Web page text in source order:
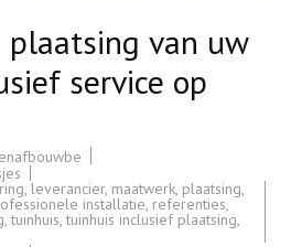
plaatsing van uw
service op
, leverancier, maatwerk, plaatsing,
installatie, referenties,
,tuinhuis,tuinhuis inclusief plaatsing,